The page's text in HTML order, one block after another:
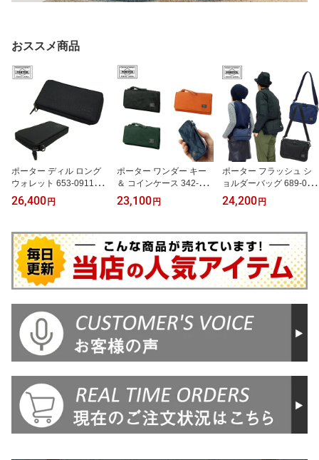
おススメ商品
ポーター ディル ロング
ウォレット 653-09111
吉田カバン PORTER 長
財布 サイフ
26,400 円
ポーター ワンダー キー
＆ コインケース 342-038
45 吉田カバン PORTER
WONDER キーケース
23,100 円
ポーター フラッシュ シ
ョルダーバッグ 689-059
40 吉田カバン ミニショ
ルダーバッグ PORTER F
24,200 円